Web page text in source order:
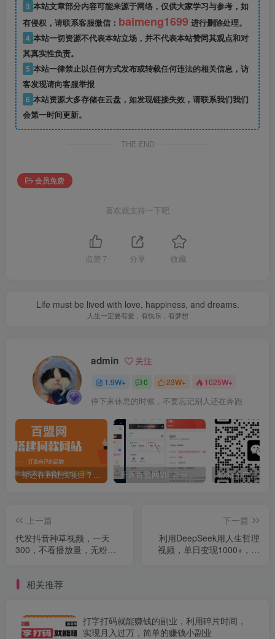
3 本站文章部分内容可能来源于网络，仅供大家学习与参考，如
有侵权，请联系客服微信： baimeng1699 进行删除处理。
4 本站一切资源不代表本站立场，并不代表本站赞同其观点和对
其真实性负责。
5 本站一律禁止以任何方式发布或转载任何违法的相关信息，访
客发现请向客服举报
6 本站资源大多存储在云盘，如发现链接失效，请联系我们我们
会第一时间更新。
THE END
会员免费
喜欢就支持一下吧
点赞 7 分享 收藏
Life must be lived with love, happiness, and dreams.
人生一定要有爱，有快乐，有梦想
admin 关注
1.9W+ 0 23W+ 1025W+
停下来休息的时候，不要忘记别人还在奔跑
你还在到处找项目？还在当韭菜？我靠卖项目一个月收入5万+，曾经我也是个失败者。 开通百盟网VIP会员，尊享全站资源免费下载，享70%的推广提成！！【限时五折优惠】
上一篇
代发抖音种草视频，一天
300，不看播放量，无粉丝
下一篇
利用DeepSeek用人生哲理
视频，单日变现1000+，流
相关推荐
打字打码就能赚钱的副业，利用碎片时间，
实现月入过万，简单的赚钱小副业